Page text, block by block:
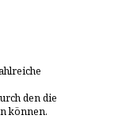
den die
können.